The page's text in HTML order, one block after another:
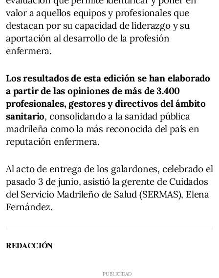
valor a aquellos equipos y profesionales que
destacan por su capacidad de liderazgo y su
aportación al desarrollo de la profesión
enfermera.
Los resultados de esta edición se han elaborado
a partir de las opiniones de más de 3.400
profesionales, gestores y directivos del ámbito
sanitario, consolidando a la sanidad pública
madrileña como la más reconocida del país en
reputación enfermera.
Al acto de entrega de los galardones, celebrado el
pasado 3 de junio, asistió la gerente de Cuidados
del Servicio Madrileño de Salud (SERMAS), Elena
Fernández.
REDACCIÓN